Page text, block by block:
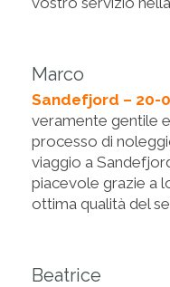
Marco
Sandefjord – 20-
veramente gentile
processo di
viaggio a
piacevole grazie a
ottima qualità del
Beatrice